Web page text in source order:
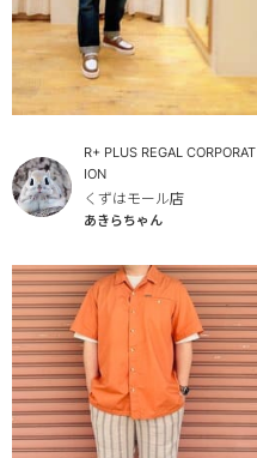
R+ PLUS REGAL CORPORAT
ION
くずはモール店
あきらちゃん